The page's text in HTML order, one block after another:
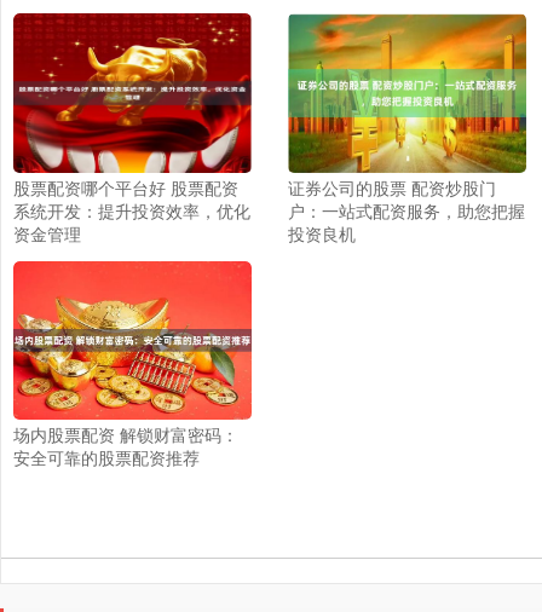
股票配资哪个平台好 股票配资
系统开发：提升投资效率，优化
资金管理
证券公司的股票 配资炒股门
户：一站式配资服务，助您把握
投资良机
场内股票配资 解锁财富密码：
安全可靠的股票配资推荐